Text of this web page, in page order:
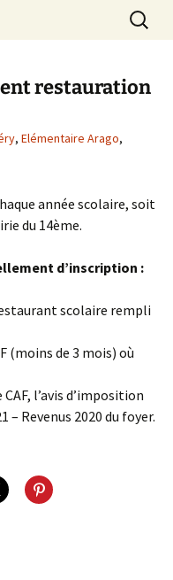
Parents
au service des
Dolent-Arago-
restauration
, Elémentaire Arago,
année scolaire, soit
du 14ème.
d’inscription :
scolaire rempli
(moins de 3 mois) où
l’avis d’imposition
Revenus 2020 du foyer.